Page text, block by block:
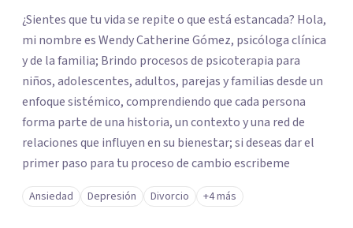
¿Sientes que tu vida se repite o que está estancada? Hola,
mi nombre es Wendy Catherine Gómez, psicóloga clínica
y de la familia; Brindo procesos de psicoterapia para
niños, adolescentes, adultos, parejas y familias desde un
enfoque sistémico, comprendiendo que cada persona
forma parte de una historia, un contexto y una red de
relaciones que influyen en su bienestar; si deseas dar el
primer paso para tu proceso de cambio escribeme
Ansiedad Depresión Divorcio +4 más